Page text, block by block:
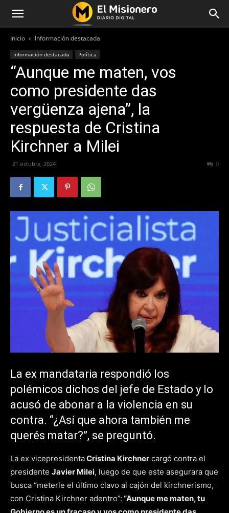
Inicio Información destacada
Información destacada Política
“Aunque me maten, vos
como presidente das
vergüenza ajena”, la
respuesta de Cristina
Kirchner a Milei
21 octubre, 2024 0
La ex mandataria respondió los
polémicos dichos del jefe de Estado y lo
acusó de abonar a la violencia en su
contra. “¿Así que ahora también me
querés matar?”, se preguntó.
La ex vicepresidentaCristina Kirchner cargó contra el
presidente Javier Milei, luego de que este asegurara que
busca “meterle el último clavo al cajón del kirchnerismo,
con Cristina Kirchner adentro”: “Aunque me maten, tu